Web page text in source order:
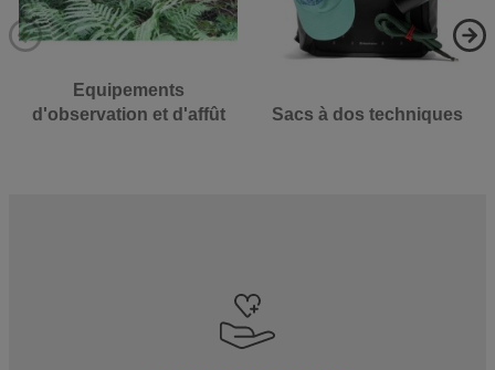
Equipements
d'observation et d'affût
Sacs à dos techniques